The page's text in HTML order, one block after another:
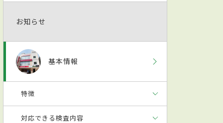
お知らせ
基本情報
特徴
対応できる検査内容